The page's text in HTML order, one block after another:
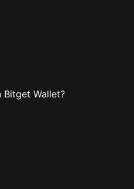
Bitget Wallet?